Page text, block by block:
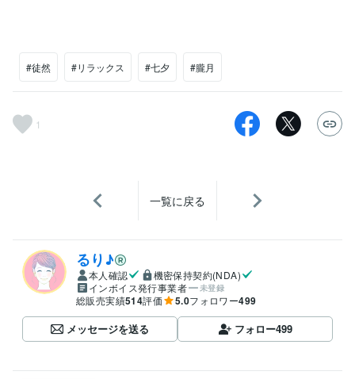
#徒然 #リラックス #七夕 #朧月
1
一覧に戻る
るり♪
本人確認
機密保持契約(NDA)
インボイス発行事業者
未登録
総販売実績514評価 5.0フォロワー499
メッセージを送る フォロー499